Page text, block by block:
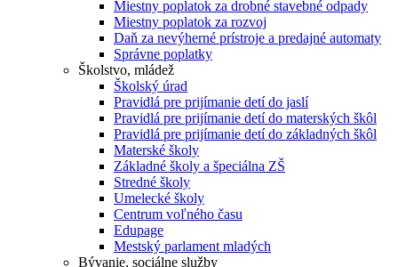
Miestny poplatok za drobné stavebné odpady
Miestny poplatok za rozvoj
Daň za nevýherné prístroje a predajné automaty
Správne poplatky
Školstvo, mládež
Školský úrad
Pravidlá pre prijímanie detí do jaslí
Pravidlá pre prijímanie detí do materských škôl
Pravidlá pre prijímanie detí do základných škôl
Materské školy
Základné školy a špeciálna ZŠ
Stredné školy
Umelecké školy
Centrum voľného času
Edupage
Mestský parlament mladých
Bývanie, sociálne služby